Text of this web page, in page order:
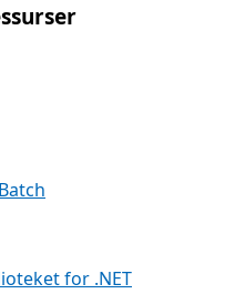
for .NET